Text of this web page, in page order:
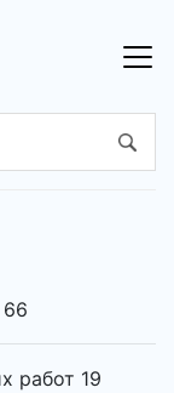
66
работ 19